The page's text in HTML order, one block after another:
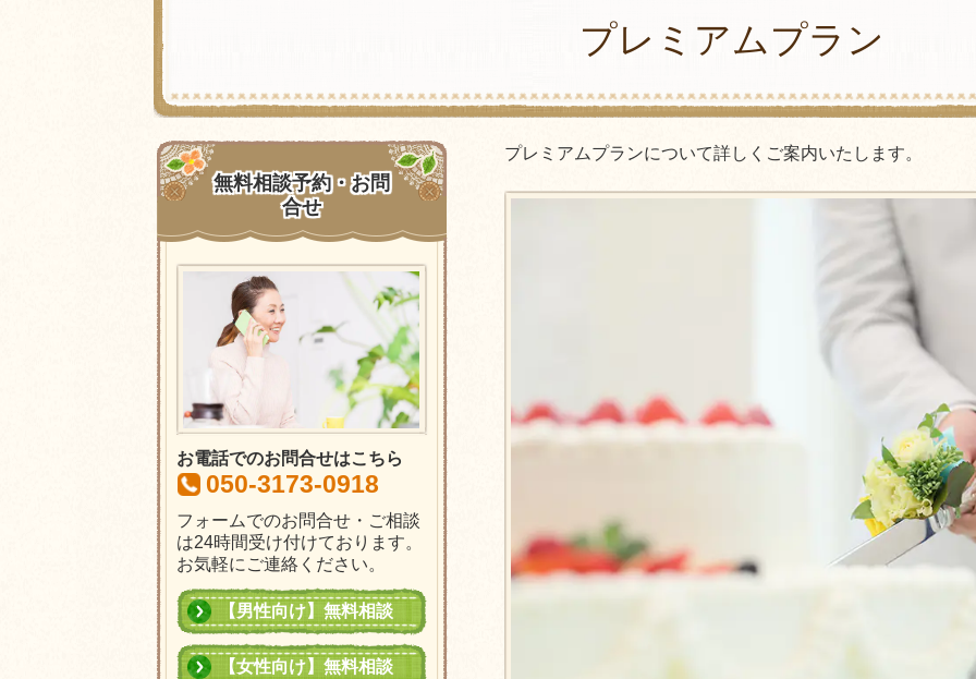
プレミアムプラン
プレミアムプランについて詳しくご案内いたします。
無料相談予約・お問
合せ
お電話でのお問合せはこちら
050-3173-0918
フォームでのお問合せ・ご相談
は24時間受け付けております。
お気軽にご連絡ください。
【男性向け】無料相談
【女性向け】無料相談